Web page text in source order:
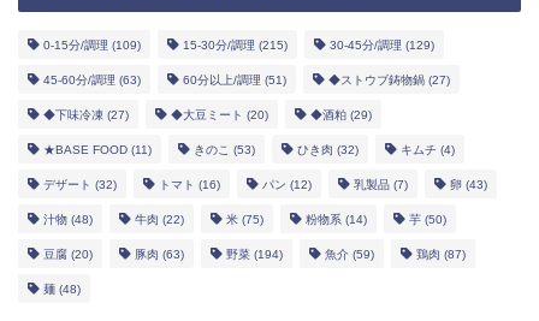
0-15分/調理 (109) 15-30分/調理 (215) 30-45分/調理 (129)
45-60分/調理 (63) 60分以上/調理 (51) ◆ストウブ鋳物鍋 (27)
◆下味冷凍 (27) ◆大豆ミート (20) ◆酒粕 (29)
★BASE FOOD (11) きのこ (53) ひき肉 (32) キムチ (4)
デザート (32) トマト (16) パン (12) 乳製品 (7) 卵 (43)
汁物 (48) 牛肉 (22) 米 (75) 粉物系 (14) 芋 (50)
豆腐 (20) 豚肉 (63) 野菜 (194) 魚介 (59) 鶏肉 (87)
麺 (48)